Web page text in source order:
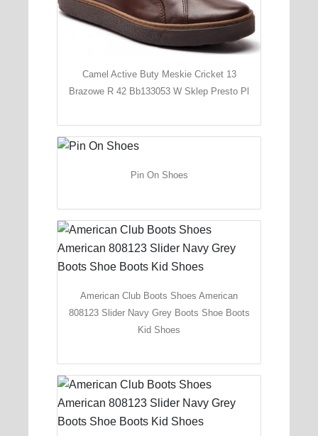
Camel Active Buty Meskie Cricket 13
Brazowe R 42 Bb133053 W Sklep Presto Pl
Pin On Shoes
American Club Boots Shoes American
808123 Slider Navy Grey Boots Shoe Boots
Kid Shoes